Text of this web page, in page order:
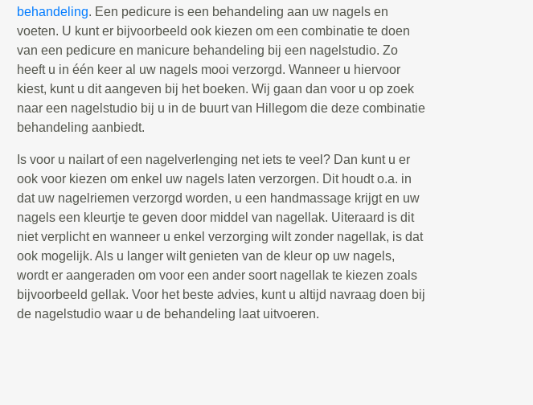
behandeling. Een pedicure is een behandeling aan uw nagels en
voeten. U kunt er bijvoorbeeld ook kiezen om een combinatie te doen
van een pedicure en manicure behandeling bij een nagelstudio. Zo
heeft u in één keer al uw nagels mooi verzorgd. Wanneer u hiervoor
kiest, kunt u dit aangeven bij het boeken. Wij gaan dan voor u op zoek
naar een nagelstudio bij u in de buurt van Hillegom die deze combinatie
behandeling aanbiedt.
Is voor u nailart of een nagelverlenging net iets te veel? Dan kunt u er
ook voor kiezen om enkel uw nagels laten verzorgen. Dit houdt o.a. in
dat uw nagelriemen verzorgd worden, u een handmassage krijgt en uw
nagels een kleurtje te geven door middel van nagellak. Uiteraard is dit
niet verplicht en wanneer u enkel verzorging wilt zonder nagellak, is dat
ook mogelijk. Als u langer wilt genieten van de kleur op uw nagels,
wordt er aangeraden om voor een ander soort nagellak te kiezen zoals
bijvoorbeeld gellak. Voor het beste advies, kunt u altijd navraag doen bij
de nagelstudio waar u de behandeling laat uitvoeren.